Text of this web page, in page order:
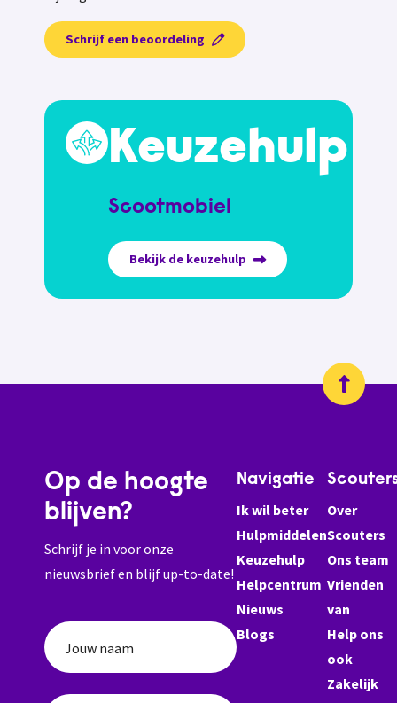
Schrijf een beoordeling
Keuzehulp
Scootmobiel
Bekijk de keuzehulp
Op de hoogte
blijven?
Schrijf je in voor onze
nieuwsbrief en blijf up-to-date!
Jouw naam
Navigatie
Ik wil beter
Hulpmiddelen
Keuzehulp
Helpcentrum
Nieuws
Blogs
Over
Scouters
Ons team
Vrienden
van
Help ons
ook
Zakelijk